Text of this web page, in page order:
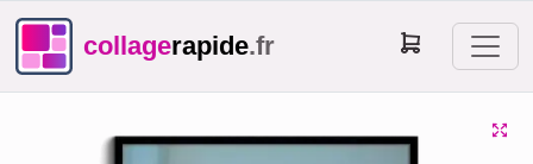
collagerapide.fr